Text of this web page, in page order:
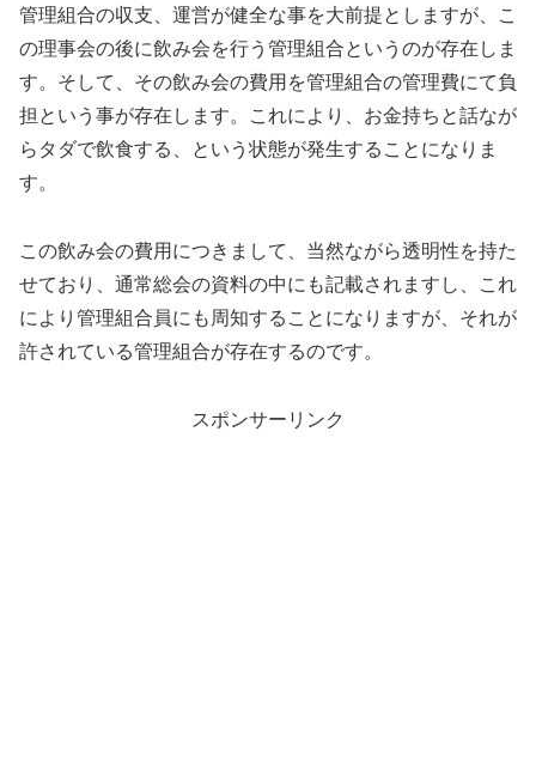
管理組合の収支、運営が健全な事を大前提としますが、こ
の理事会の後に飲み会を行う管理組合というのが存在しま
す。そして、その飲み会の費用を管理組合の管理費にて負
担という事が存在します。これにより、お金持ちと話なが
らタダで飲食する、という状態が発生することになりま
す。
この飲み会の費用につきまして、当然ながら透明性を持た
せており、通常総会の資料の中にも記載されますし、これ
により管理組合員にも周知することになりますが、それが
許されている管理組合が存在するのです。
スポンサーリンク